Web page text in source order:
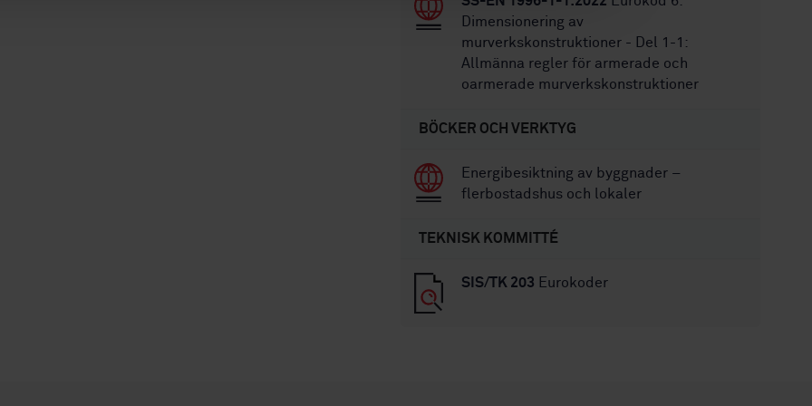
Dimensionering av
murverkskonstruktioner - Del 1-1:
Allmänna regler för armerade och
oarmerade murverkskonstruktioner
BÖCKER OCH VERKTYG
Energibesiktning av byggnader –
flerbostadshus och lokaler
TEKNISK KOMMITTÉ
SIS/TK 203 Eurokoder